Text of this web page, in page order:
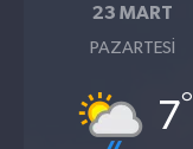
23 MART
PAZARTESI
7°